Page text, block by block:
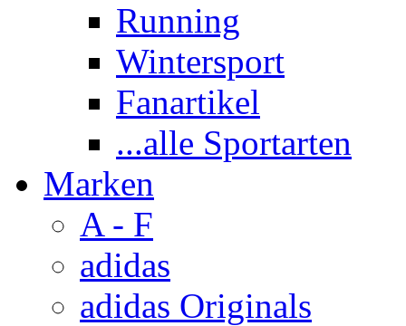
Running
Wintersport
Fanartikel
...alle Sportarten
Marken
A - F
adidas
adidas Originals